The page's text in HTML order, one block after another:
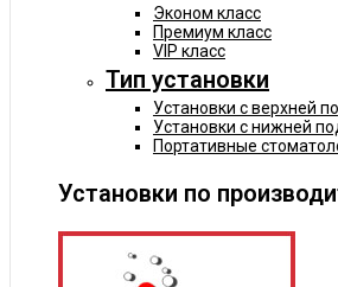
Эконом класс
Премиум класс
VIP класс
Тип установки
Установки с верхней
Установки с нижней
Портативные
Установки по